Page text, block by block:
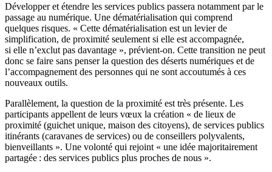
Développer et étendre les services publics passera notamment par le
passage au numérique. Une dématérialisation qui comprend
quelques risques. « Cette dématérialisation est un levier de
simplification, de proximité seulement si elle est accompagnée,
si elle n’exclut pas davantage », prévient-on. Cette transition ne peut
donc se faire sans penser la question des déserts numériques et de
l’accompagnement des personnes qui ne sont accoutumés à ces
nouveaux outils.
Parallèlement, la question de la proximité est très présente. Les
participants appellent de leurs vœux la création « de lieux de
proximité (guichet unique, maison des citoyens), de services publics
itinérants (caravanes de services) ou de conseillers polyvalents,
bienveillants ». Une volonté qui rejoint « une idée majoritairement
partagée : des services publics plus proches de nous ».